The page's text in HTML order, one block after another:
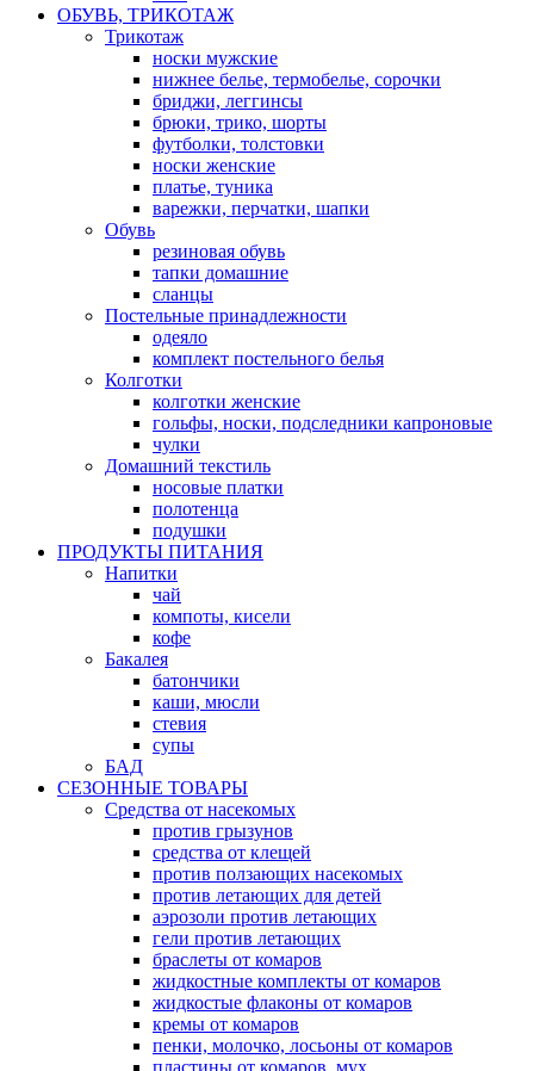
ОБУВЬ, ТРИКОТАЖ
Трикотаж
носки мужские
нижнее белье, термобелье, сорочки
бриджи, леггинсы
брюки, трико, шорты
футболки, толстовки
носки женские
платье, туника
варежки, перчатки, шапки
Обувь
резиновая обувь
тапки домашние
сланцы
Постельные принадлежности
одеяло
комплект постельного белья
Колготки
колготки женские
гольфы, носки, подследники капроновые
чулки
Домашний текстиль
носовые платки
полотенца
подушки
ПРОДУКТЫ ПИТАНИЯ
Напитки
чай
компоты, кисели
кофе
Бакалея
батончики
каши, мюсли
стевия
супы
БАД
СЕЗОННЫЕ ТОВАРЫ
Средства от насекомых
против грызунов
средства от клещей
против ползающих насекомых
против летающих для детей
аэрозоли против летающих
гели против летающих
браслеты от комаров
жидкостные комплекты от комаров
жидкостые флаконы от комаров
кремы от комаров
пенки, молочко, лосьоны от комаров
пластины от комаров, мух